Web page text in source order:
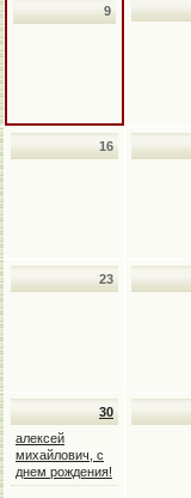
9
16
23
30
алексей
михайлович, с
днем рождения!